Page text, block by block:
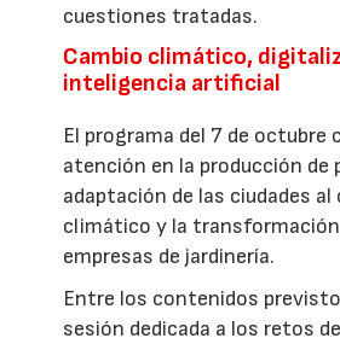
cuestiones tratadas.
Cambio climático,
inteligencia artificial
El programa del 7 de octubre
atención en la producción de
adaptación de las ciudades al
climático y la
empresas de jardinería.
Entre los contenidos
sesión dedicada a los retos